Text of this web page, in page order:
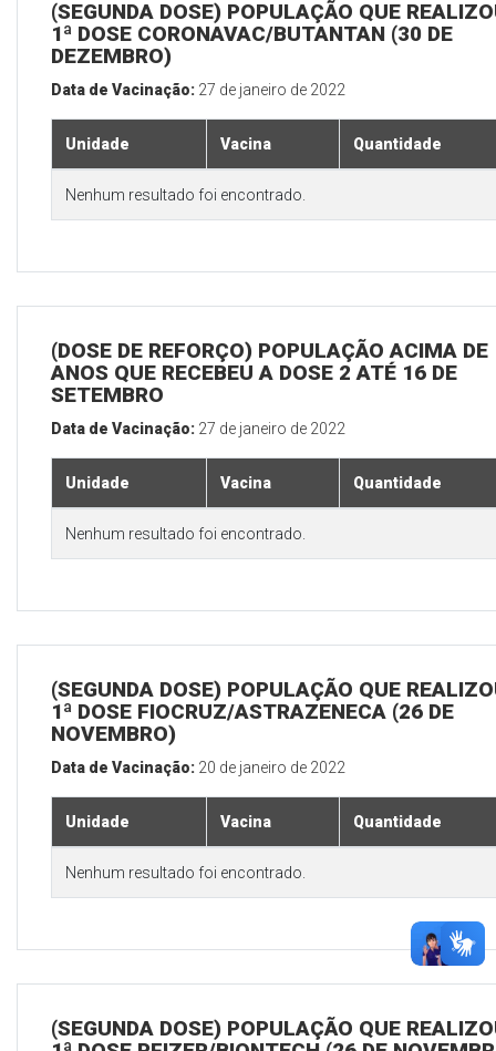
(SEGUNDA DOSE) POPULAÇÃO QUE
1ª DOSE CORONAVAC/BUTANTAN (30 DE
DEZEMBRO)
Data de Vacinação: 27 de janeiro de 2022
Unidade Vacina Quantidade
Nenhum resultado foi encontrado.
(DOSE DE REFORÇO) POPULAÇÃO ACIMA DE
ANOS QUE RECEBEU A DOSE 2 ATÉ 16 DE
SETEMBRO
Data de Vacinação: 27 de janeiro de 2022
Unidade Vacina Quantidade
Nenhum resultado foi encontrado.
(SEGUNDA DOSE) POPULAÇÃO QUE
1ª DOSE FIOCRUZ/ASTRAZENECA (26 DE
NOVEMBRO)
Data de Vacinação: 20 de janeiro de 2022
Unidade Vacina Quantidade
Nenhum resultado foi encontrado.
(SEGUNDA DOSE) POPULAÇÃO QUE